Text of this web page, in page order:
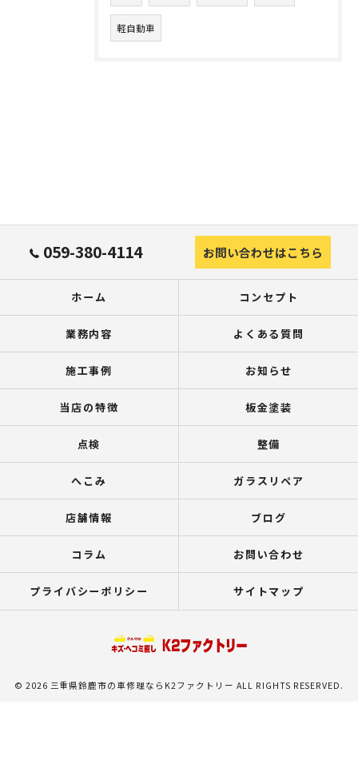
軽自動車
059-380-4114 お問い合わせはこちら
ホーム コンセプト
業務内容 よくある質問
施工事例 お知らせ
当店の特徴 板金塗装
点検 整備
へこみ ガラスリペア
店舗情報 ブログ
コラム お問い合わせ
プライバシーポリシー サイトマップ
© 2026 三重県鈴鹿市の車修理ならK2ファクトリー ALL RIGHTS RESERVED.